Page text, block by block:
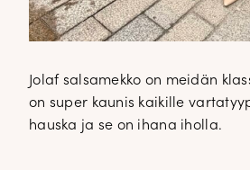
Jolaf salsamekko on meidän
on super kaunis kaikille
hauska ja se on ihana iholla.